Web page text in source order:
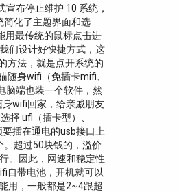
布停止维护 10 系统，
简化了主题界面和选
用最传统的鼠标点击进
们设计好快捷方式，这
方法，就是点开系统的
随身wifi（免插卡mifi、
脑端也装一个软件，然
wifi回家，给亲戚朋友
择 ufi（插卡型）、
插在通电的usb接口上
超过50块钱的，溢价
。因此，网速和稳定性
自带电池，开机就可以
用，一般都是2~4跟超